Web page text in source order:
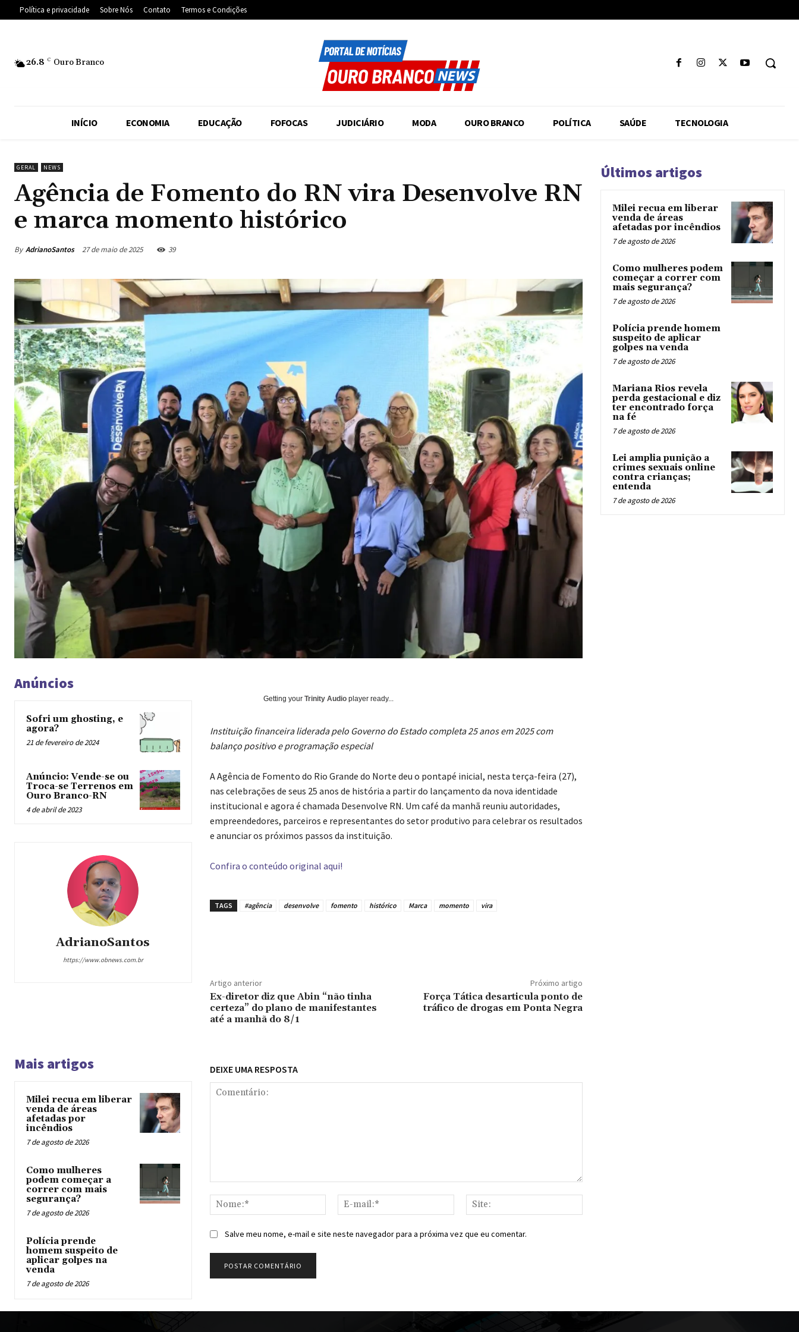
Política e privacidade Sobre Nós Contato Termos e Condições
26.8 C Ouro Branco
INÍCIO ECONOMIA EDUCAÇÃO FOFOCAS JUDICIÁRIO MODA OURO BRANCO POLÍTICA SAÚDE TECNOLOGIA
GERAL NEWS
Agência de Fomento do RN vira Desenvolve RN
e marca momento histórico
By AdrianoSantos 27 de maio de 2025 39
Anúncios
Sofri um ghosting, e
agora?
21 de fevereiro de 2024
Anúncio: Vende-se ou
Troca-se Terrenos em
Ouro Branco-RN
4 de abril de 2023
AdrianoSantos
https://www.obnews.com.br
Getting your Trinity Audioplayer ready...
Instituição financeira liderada pelo Governo do Estado completa 25 anos em 2025 com
balanço positivo e programação especial
A Agência de Fomento do Rio Grande do Norte deu o pontapé inicial, nesta terça-feira (27),
nas celebrações de seus 25 anos de história a partir do lançamento da nova identidade
institucional e agora é chamada Desenvolve RN. Um café da manhã reuniu autoridades,
empreendedores, parceiros e representantes do setor produtivo para celebrar os resultados
e anunciar os próximos passos da instituição.
Confira o conteúdo original aqui!
TAGS #agência desenvolve fomento histórico Marca momento vira
Artigo anterior
Ex-diretor diz que Abin “não tinha
certeza” do plano de manifestantes
até a manhã do 8/1
Próximo artigo
Força Tática desarticula ponto de
tráfico de drogas em Ponta Negra
Mais artigos
Milei recua em liberar
venda de áreas
afetadas por
incêndios
7 de agosto de 2026
Como mulheres
podem começar a
correr com mais
segurança?
7 de agosto de 2026
Polícia prende
homem suspeito de
aplicar golpes na
venda
7 de agosto de 2026
DEIXE UMA RESPOSTA
Nome:*
mail:*
Salve meu nome, e-mail e site neste navegador para a próxima vez que eu comentar.
Últimos artigos
Milei recua em liberar
venda de áreas
afetadas por incêndios
7 de agosto de 2026
Como mulheres podem
começar a correr com
mais segurança?
7 de agosto de 2026
Polícia prende homem
suspeito de aplicar
golpes na venda
7 de agosto de 2026
Mariana Rios revela
perda gestacional e diz
ter encontrado força
na fé
7 de agosto de 2026
Lei amplia punição a
crimes sexuais online
contra crianças;
entenda
7 de agosto de 2026